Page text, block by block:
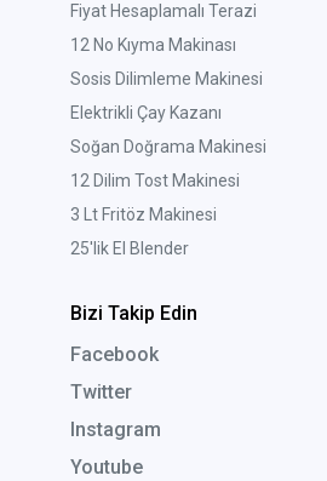
Fiyat Hesaplamalı Terazi
12 No Kıyma Makinası
Sosis Dilimleme Makinesi
Elektrikli Çay Kazanı
Soğan Doğrama Makinesi
12 Dilim Tost Makinesi
3 Lt Fritöz Makinesi
25'lik El Blender
Bizi Takip Edin
Facebook
Twitter
Instagram
Youtube